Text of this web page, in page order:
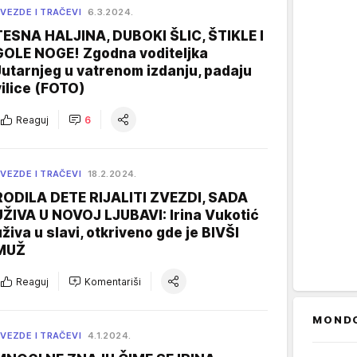
I TRAČEVI 6.3.2024.
HALJINA, DUBOKI ŠLIC, ŠTIKLE I
NOGE! Zgodna voditeljka
u vatrenom izdanju, padaju
(FOTO)
Reaguj 6
I TRAČEVI 18.2.2024.
DETE RIJALITI ZVEZDI, SADA
U NOVOJ LJUBAVI: Irina Vukotić
u slavi, otkriveno gde je BIVŠI
Reaguj Komentariši
I TRAČEVI 4.1.2024.